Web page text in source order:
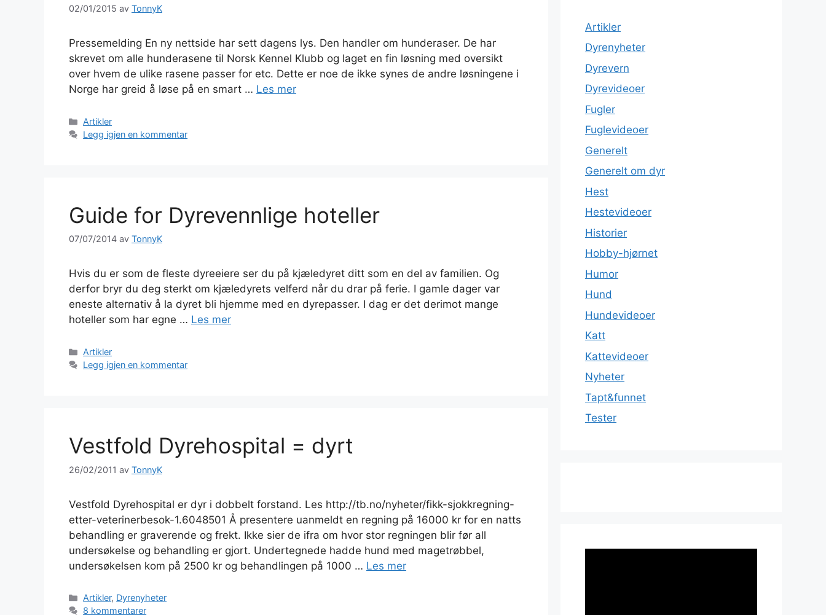
02/01/2015 av TonnyK
Pressemelding En ny nettside har sett dagens lys. Den handler om hunderaser. De har
skrevet om alle hunderasene til Norsk Kennel Klubb og laget en fin løsning med oversikt
over hvem de ulike rasene passer for etc. Dette er noe de ikke synes de andre løsningene i
Norge har greid å løse på en smart … Les mer
Kategorier
Artikler
Legg igjen en kommentar
Guide for Dyrevennlige hoteller
07/07/2014 av TonnyK
Hvis du er som de fleste dyreeiere ser du på kjæledyret ditt som en del av familien. Og
derfor bryr du deg sterkt om kjæledyrets velferd når du drar på ferie. I gamle dager var
eneste alternativ å la dyret bli hjemme med en dyrepasser. I dag er det derimot mange
hoteller som har egne … Les mer
Kategorier
Artikler
Legg igjen en kommentar
Vestfold Dyrehospital = dyrt
26/02/2011 av TonnyK
Vestfold Dyrehospital er dyr i dobbelt forstand. Les http://tb.no/nyheter/fikk-sjokkregning-
etter-veterinerbesok-1.6048501 Å presentere uanmeldt en regning på 16000 kr for en natts
behandling er graverende og frekt. Ikke sier de ifra om hvor stor regningen blir før all
undersøkelse og behandling er gjort. Undertegnede hadde hund med magetrøbbel,
undersøkelsen kom på 2500 kr og behandlingen på 1000 … Les mer
Kategorier
Artikler, Dyrenyheter
8 kommentarer
Artikler
Dyrenyheter
Dyrevern
Dyrevideoer
Fugler
Fuglevideoer
Generelt
Generelt om dyr
Hest
Hestevideoer
Historier
Hobby-hjørnet
Humor
Hund
Hundevideoer
Katt
Kattevideoer
Nyheter
Tapt&funnet
Tester